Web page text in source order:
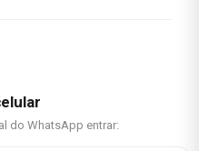
do WhatsApp entrar: